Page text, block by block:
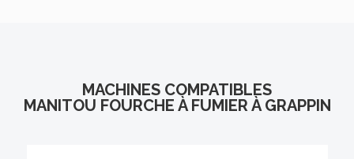
MACHINES COMPATIBLES
MANITOU FOURCHE À FUMIER À GRAPPIN